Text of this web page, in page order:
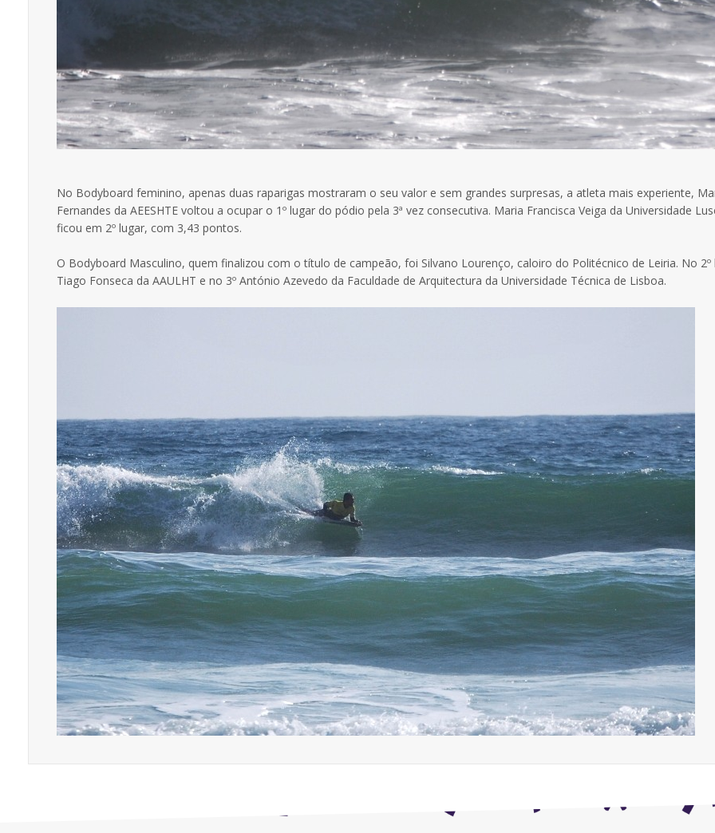
No Bodyboard feminino, apenas duas raparigas mostraram o seu valor e sem grandes surpresas, a atleta mais experiente,
Fernandes da AEESHTE voltou a ocupar o 1º lugar do pódio pela 3ª vez consecutiva. Maria Francisca Veiga da Universidade
ficou em 2º lugar, com 3,43 pontos.
O Bodyboard Masculino, quem finalizou com o título de campeão, foi Silvano Lourenço, caloiro do Politécnico de Leiria. No 2º
Tiago Fonseca da AAULHT e no 3º António Azevedo da Faculdade de Arquitectura da Universidade Técnica de Lisboa.